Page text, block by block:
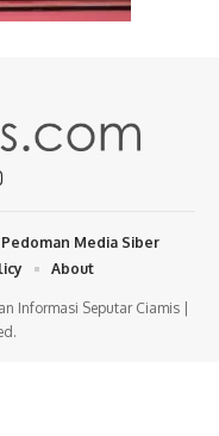
Informasi Seputar Ciamis |
Pedoman Media Siber
About